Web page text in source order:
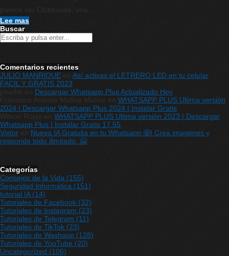
Lee mas
Buscar
Comentarios recientes
JULIO MANRIQUE
Así activas el LETRERO LED en tu celular
FACIL Y GRATIS 2023
Descargar Whatsapp Plus Actualizado Hoy
WHATSAPP PLUS Ultima versión
2024 | Descargar Whatsapp Plus 2024 | Instalar Gratis
WHATSAPP PLUS Ultima versión 2023 | Descargar
Whatsapp Plus | Instalar Gratis 17.55
Vixtor
Nueva IA Gratuita en tu Whatsapp 🤩| Crea imagenes y
responde todo ilimitado. 🤗
Categorías
Consejos de la Vida (155)
Seguridad Informática (151)
tutorial IA (14)
Tutoriales de Facebook (32)
Tutoriales de Instagram (23)
Tutoriales de Telegram (11)
Tutoriales de TikTok (23)
Tutoriales de Washapp (128)
Tutoriales de YouTube (20)
Uncategorized (106)